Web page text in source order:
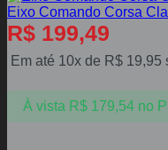
Eixo Comando Corsa
R$ 199,49
Em até 10x de R$ 19,95
À vista R$179,54 no